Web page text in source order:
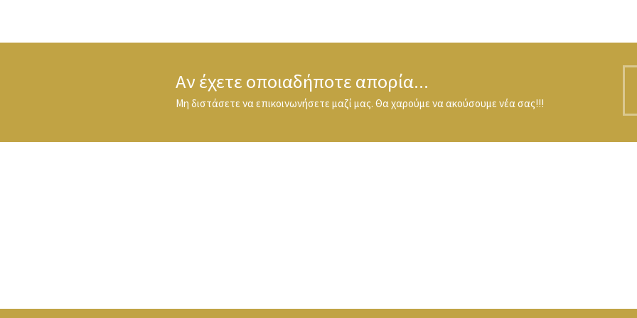
Αν έχετε οποιαδήποτε απορία...
Μη διστάσετε να επικοινωνήσετε μαζί μας. Θα χαρούμε να ακούσουμε νέα σας!!!